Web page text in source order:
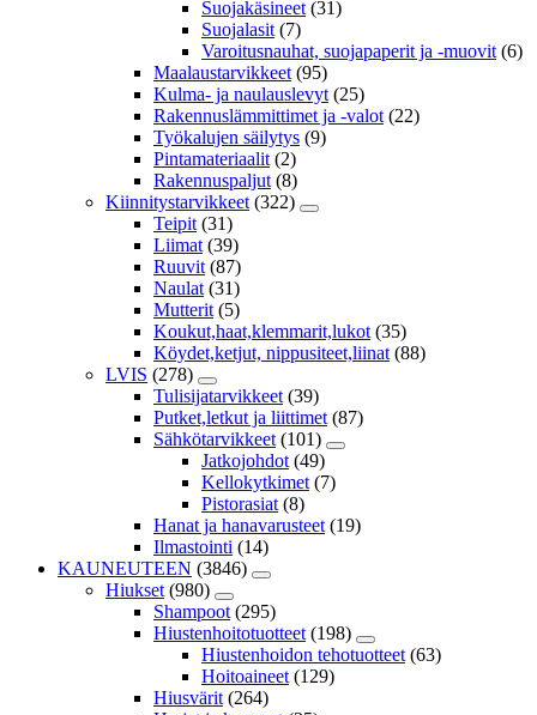
Suojakäsineet (31)
Suojalasit (7)
Varoitusnauhat, suojapaperit ja -muovit (6)
Maalaustarvikkeet (95)
Kulma- ja naulauslevyt (25)
Rakennuslämmittimet ja -valot (22)
Työkalujen säilytys (9)
Pintamateriaalit (2)
Rakennuspaljut (8)
Kiinnitystarvikkeet (322)
Teipit (31)
Liimat (39)
Ruuvit (87)
Naulat (31)
Mutterit (5)
Koukut,haat,klemmarit,lukot (35)
Köydet,ketjut, nippusiteet,liinat (88)
LVIS (278)
Tulisijatarvikkeet (39)
Putket,letkut ja liittimet (87)
Sähkötarvikkeet (101)
Jatkojohdot (49)
Kellokytkimet (7)
Pistorasiat (8)
Hanat ja hanavarusteet (19)
Ilmastointi (14)
KAUNEUTEEN (3846)
Hiukset (980)
Shampoot (295)
Hiustenhoitotuotteet (198)
Hiustenhoidon tehotuotteet (63)
Hoitoaineet (129)
Hiusvärit (264)